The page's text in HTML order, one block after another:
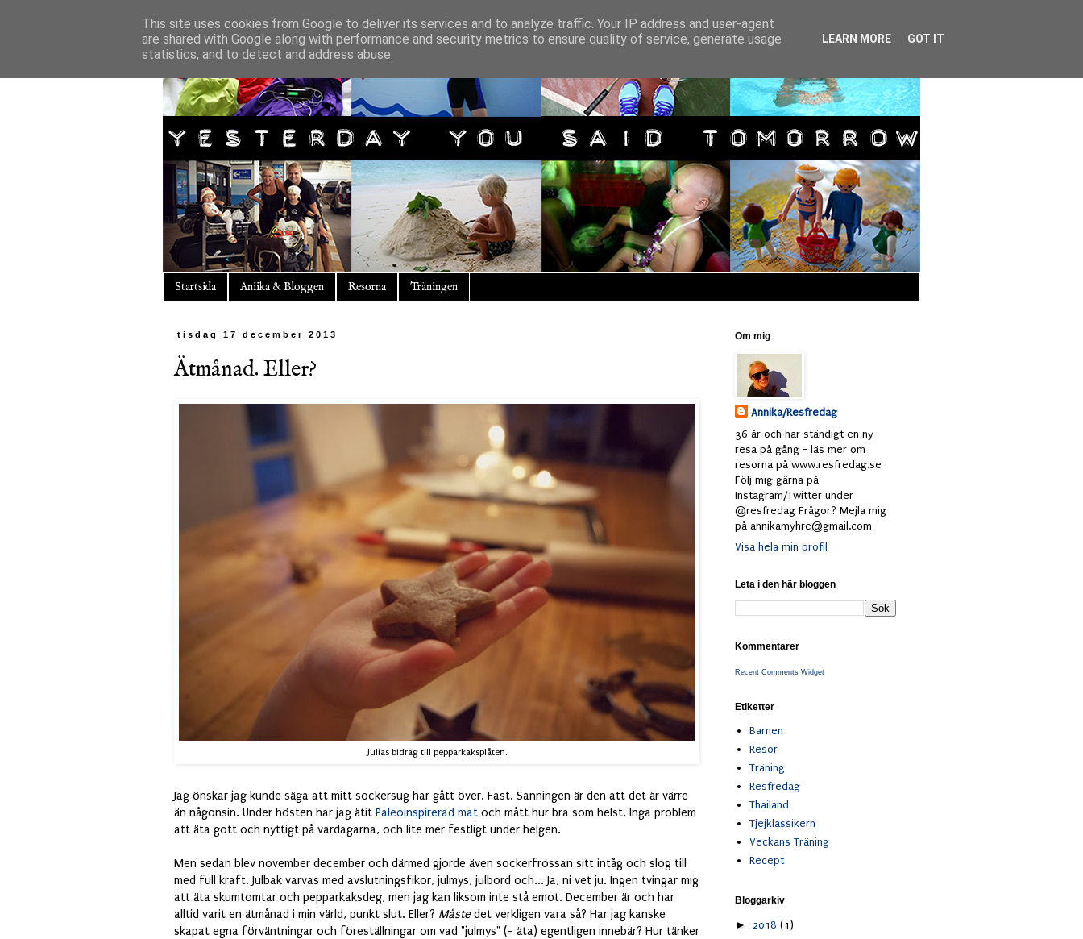
Startsida Aniika & Bloggen Resorna Träningen
tisdag 17 december 2013
Ätmånad. Eller?
Julias bidrag till pepparkaksplåten.
Jag önskar jag kunde säga att mitt sockersug har gått över. Fast. Sanningen är den att det är värre
än någonsin. Under hösten har jag ätit Paleoinspirerad mat och mått hur bra som helst. Inga problem
att äta gott och nyttigt på vardagarna, och lite mer festligt under helgen.
Men sedan blev november december och därmed gjorde även sockerfrossan sitt intåg och slog till
med full kraft. Julbak varvas med avslutningsfikor, julmys, julbord och... Ja, ni vet ju. Ingen tvingar mig
att äta skumtomtar och pepparkaksdeg, men jag kan liksom inte stå emot. December är och har
alltid varit en ätmånad i min värld, punkt slut. Eller? Måstedet verkligen vara så? Har jag kanske
skapat egna förväntningar och föreställningar om vad "julmys" (= äta) egentligen innebär? Hur tänker
Om mig
Annika/Resfredag
36 år och har ständigt en ny
resa på gång - läs mer om
resorna på www.resfredag.se
Följ mig gärna på
Instagram/Twitter under
@resfredag Frågor? Mejla mig
på annikamyhre@gmail.com
Visa hela min profil
Leta i den här bloggen
Kommentarer
Recent Comments Widget
Etiketter
Barnen
Resor
Träning
Resfredag
Thailand
Tjejklassikern
Veckans Träning
Recept
Bloggarkiv
► 2018 (1)
This site uses cookies from Google to deliver its services and to analyze traffic. Your IP address and user-agent
are shared with Google along with performance and security metrics to ensure quality of service, generate usage
statistics, and to detect and address abuse.
LEARN MORE GOT IT